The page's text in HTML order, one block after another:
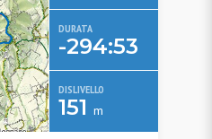
DURATA
-294:53
DISLIVELLO
151 m